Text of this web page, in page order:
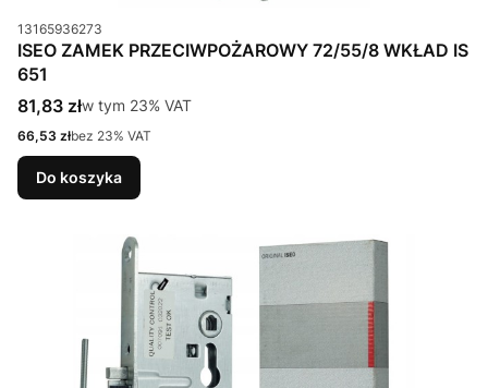
Kod produktu
13165936273
ISEO ZAMEK PRZECIWPOŻAROWY 72/55/8 WKŁAD IS
651
Cena brutto
81,83 złw tym %s VAT
w tym 23% VAT
Cena netto
66,53 złbez 23% VAT
Do koszyka